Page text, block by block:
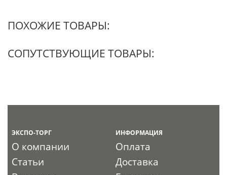
ПОХОЖИЕ ТОВАРЫ:
СОПУТСТВУЮЩИЕ ТОВАРЫ:
ЭКСПО-ТОРГ
О компании
Статьи
ИНФОРМАЦИЯ
Оплата
Доставка